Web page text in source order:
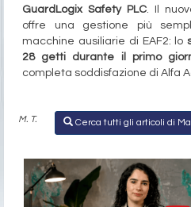
GuardLogix Safety PLC . Il
offre una gestione più
macchine ausiliarie di EAF2: lo
28 getti durante il primo
completa soddisfazione di Alfa
M. T. Cerca tutti gli articoli di